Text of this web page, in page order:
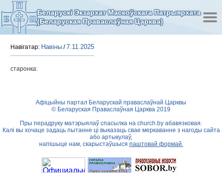
Беларускі Экзархат Маскоўскага Патрыярхата
(Беларуская Праваслаўная Царква)
Навігатар: Навіны /7.11.2025
старонка:
Афіцыйны партал Беларускай праваслаўнай Царквы
© Беларуская Праваслаўная Царква 2019
Пры перадруку матэрыялаў спасылка на church.by абавязковая.
Калі вы хочаце задаць пытанне ці выказаць свае меркаванне з нагоды сайта
або артыкулаў,
напішыце нам, скарыстаўшыся паштовай формай.